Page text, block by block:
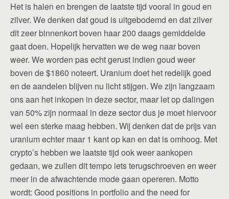
Het is halen en brengen de laatste tijd vooral in goud en
zilver. We denken dat goud is uitgebodemd en dat zilver
dit zeer binnenkort boven haar 200 daags gemiddelde
gaat doen. Hopelijk hervatten we de weg naar boven
weer. We worden pas echt gerust indien goud weer
boven de $1860 noteert. Uranium doet het redelijk goed
en de aandelen blijven nu licht stijgen. We zijn langzaam
ons aan het inkopen in deze sector, maar let op dalingen
van 50% zijn normaal in deze sector dus je moet hiervoor
wel een sterke maag hebben. Wij denken dat de prijs van
uranium echter maar 1 kant op kan en dat is omhoog. Met
crypto’s hebben we laatste tijd ook weer aankopen
gedaan, we zullen dit tempo iets terugschroeven en weer
meer in de afwachtende mode gaan opereren. Motto
wordt: Good positions in portfolio and the need for